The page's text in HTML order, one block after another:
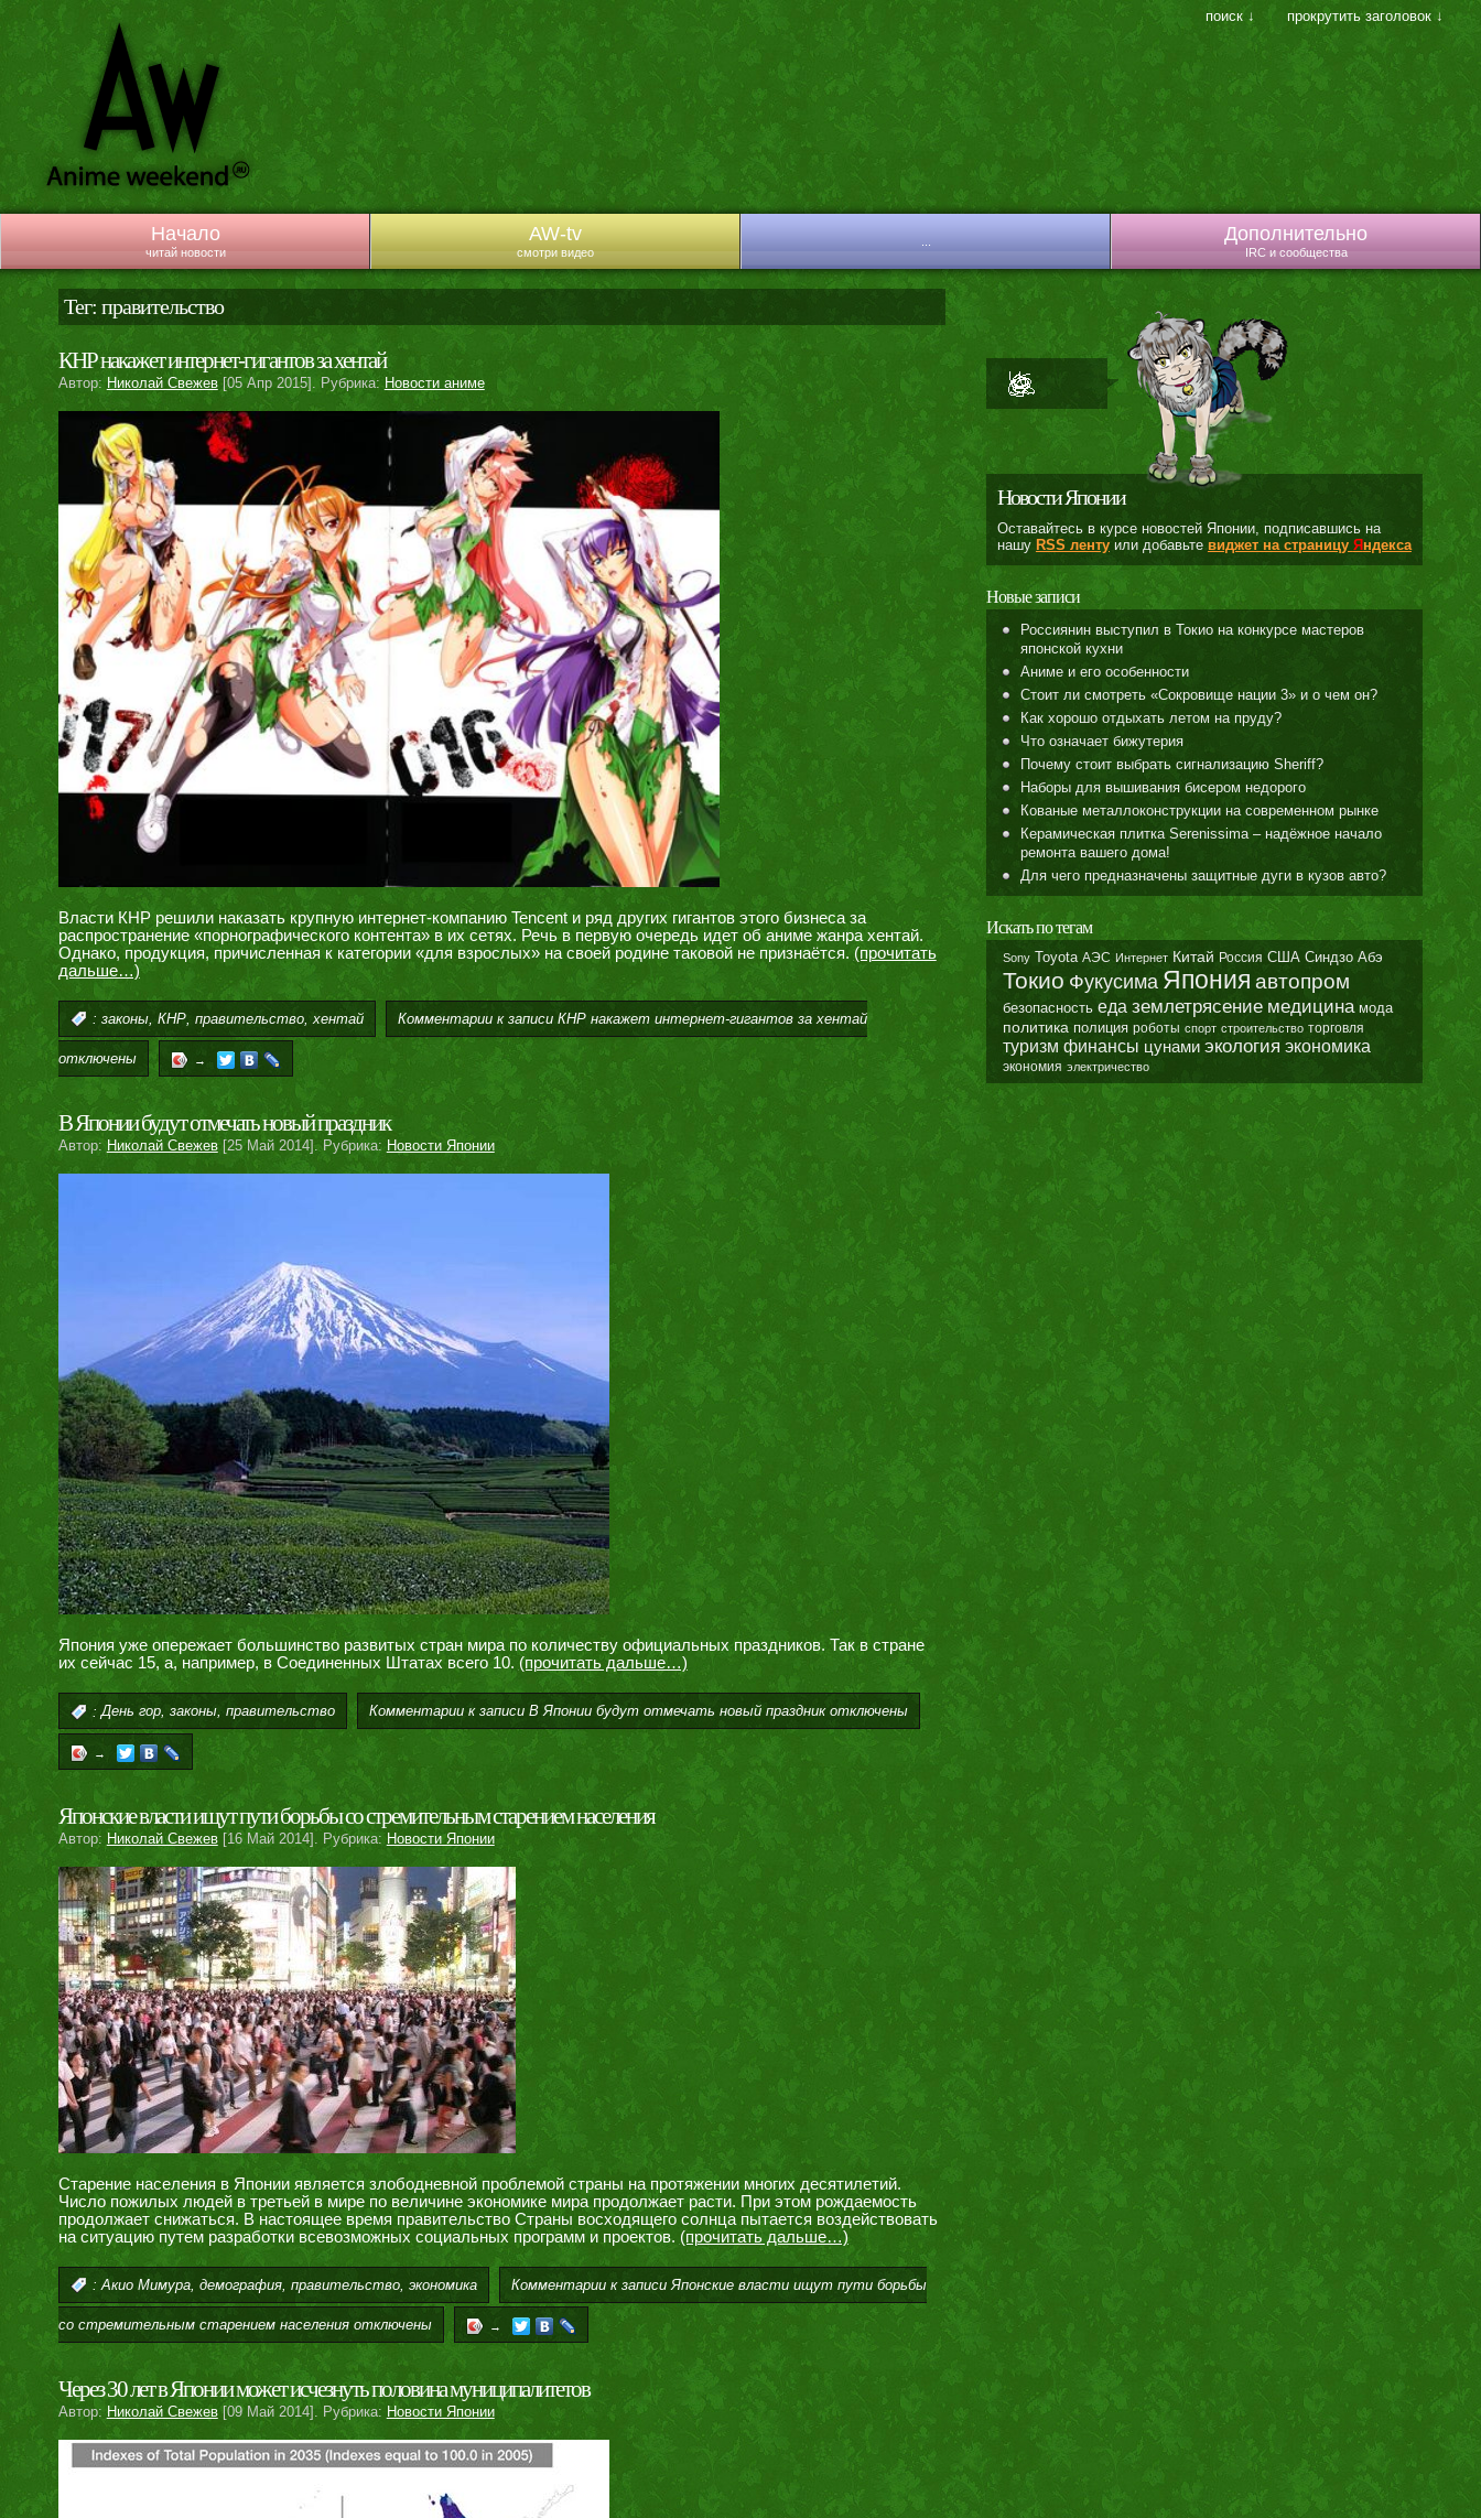
Начало
читай новости
AW-tv
смотри видео
Дополнительно
IRC и сообщества
поиск ↓ прокрутить заголовок ↓
Тег: правительство
КНР накажет интернет-гигантов за хентай
Автор: Николай Свежев[05 Апр 2015]. Рубрика: Новости аниме
Власти КНР решили наказать крупную интернет-компанию Tencent и ряд других гигантов этого бизнеса за
распространение «порнографического контента» в их сетях. Речь в первую очередь идет об аниме жанра хентай.
Однако, продукция, причисленная к категории «для взрослых» на своей родине таковой не признаётся. (прочитать
дальше…)
: законы, КНР, правительство,хентай Комментариик записи КНР накажет интернет-гигантов за хентай
отключены →
В Японии будут отмечать новый праздник
Автор: Николай Свежев[25 Май 2014]. Рубрика: Новости Японии
Япония уже опережает большинство развитых стран мира по количеству официальных праздников. Так в стране
их сейчас 15, а, например, в Соединенных Штатах всего 10. (прочитать дальше…)
: День гор, законы, правительство Комментариик записи В Японии будут отмечать новый праздникотключены
→
Японские власти ищут пути борьбы со стремительным старением населения
Автор: Николай Свежев[16 Май 2014]. Рубрика: Новости Японии
Старение населения в Японии является злободневной проблемой страны на протяжении многих десятилетий.
Число пожилых людей в третьей в мире по величине экономике мира продолжает расти. При этом рождаемость
продолжает снижаться. В настоящее время правительство Страны восходящего солнца пытается воздействовать
на ситуацию путем разработки всевозможных социальных программ и проектов. (прочитать дальше…)
: Акио Мимура, демография, правительство, экономика Комментариик записи Японские власти ищут пути борьбы
со стремительным старением населенияотключены →
Через 30 лет в Японии может исчезнуть половина муниципалитетов
Автор: Николай Свежев[09 Май 2014]. Рубрика: Новости Японии
Новости Японии
Оставайтесь в курсе новостей Японии, подписавшись на
нашу RSS лентуили добавьте виджет на страницу Яндекса
Новые записи
Россиянин выступил в Токио на конкурсе мастеров
японской кухни
Аниме и его особенности
Стоит ли смотреть «Сокровище нации 3» и о чем он?
Как хорошо отдыхать летом на пруду?
Что означает бижутерия
Почему стоит выбрать сигнализацию Sheriff?
Наборы для вышивания бисером недорого
Кованые металлоконструкции на современном рынке
Керамическая плитка Serenissima – надёжное начало
ремонта вашего дома!
Для чего предназначены защитные дуги в кузов авто?
Искать по тегам
Sony Toyota АЭС Интернет Китай Россия США Синдзо Абэ
Токио Фукусима Япония автопром
безопасность еда землетрясение медицина мода
политика полиция роботы спорт строительство торговля
туризм финансы цунами экология экономика
экономия электричество